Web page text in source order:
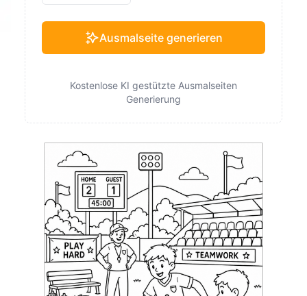
Ausmalseite generieren
Kostenlose KI gestützte Ausmalseiten
Generierung